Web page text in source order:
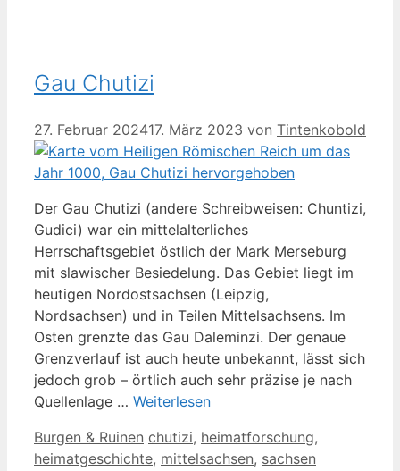
Gau Chutizi
27. Februar 202417. März 2023 von Tintenkobold
Der Gau Chutizi (andere Schreibweisen: Chuntizi,
Gudici) war ein mittelalterliches
Herrschaftsgebiet östlich der Mark Merseburg
mit slawischer Besiedelung. Das Gebiet liegt im
heutigen Nordostsachsen (Leipzig,
Nordsachsen) und in Teilen Mittelsachsens. Im
Osten grenzte das Gau Daleminzi. Der genaue
Grenzverlauf ist auch heute unbekannt, lässt sich
jedoch grob – örtlich auch sehr präzise je nach
Quellenlage … Weiterlesen
Kategorien
Burgen & Ruinen Schlagwörter
chutizi, heimatforschung,
heimatgeschichte, mittelsachsen, sachsen